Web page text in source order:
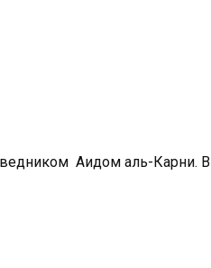
Аидом аль-Карни. В